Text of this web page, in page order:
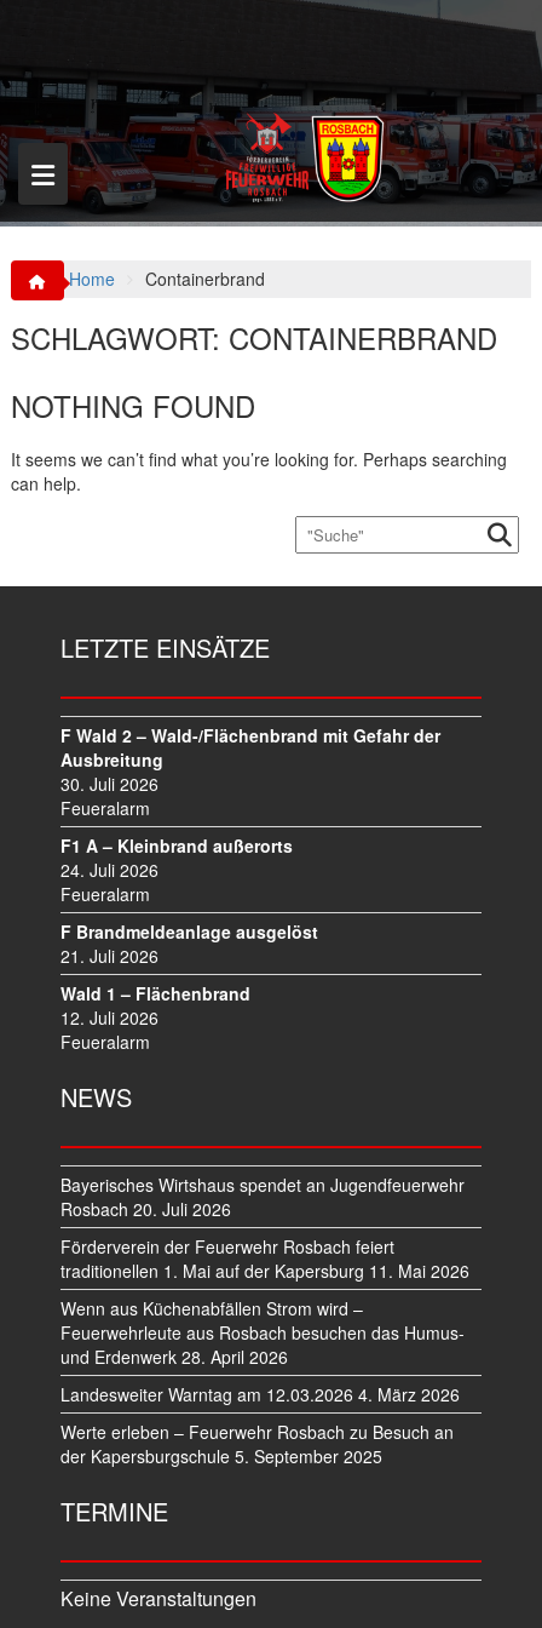
p
o
c
o
n
t
Home Containerbrand
SCHLAGWORT: CONTAINERBRAND
NOTHING FOUND
It seems we can’t find what you’re looking for. Perhaps searching
can help.
LETZTE EINSÄTZE
F Wald 2 – Wald-/Flächenbrand mit Gefahr der
Ausbreitung
30. Juli 2026
Feueralarm
F1 A – Kleinbrand außerorts
24. Juli 2026
Feueralarm
F Brandmeldeanlage ausgelöst
21. Juli 2026
Wald 1 – Flächenbrand
12. Juli 2026
Feueralarm
NEWS
Bayerisches Wirtshaus spendet an Jugendfeuerwehr
Rosbach 20. Juli 2026
Förderverein der Feuerwehr Rosbach feiert
traditionellen 1. Mai auf der Kapersburg 11. Mai 2026
Wenn aus Küchenabfällen Strom wird –
Feuerwehrleute aus Rosbach besuchen das Humus-
und Erdenwerk 28. April 2026
Landesweiter Warntag am 12.03.2026 4. März 2026
Werte erleben – Feuerwehr Rosbach zu Besuch an
der Kapersburgschule 5. September 2025
TERMINE
Keine Veranstaltungen